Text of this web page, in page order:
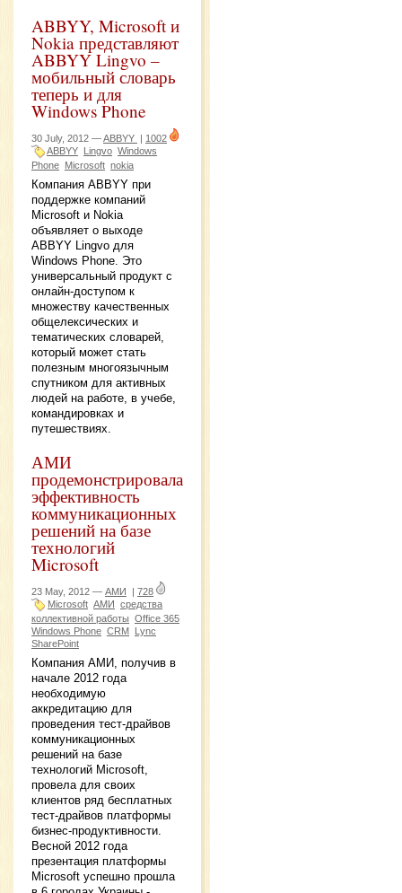
ABBYY, Microsoft и
Nokia представляют
ABBYY Lingvo –
мобильный словарь
теперь и для
Windows Phone
30 July, 2012 —ABBYY | 1002
ABBYY Lingvo Windows
Phone Microsoft nokia
Компания ABBYY при
поддержке компаний
Microsoft и Nokia
объявляет о выходе
ABBYY Lingvo для
Windows Phone. Это
универсальный продукт с
онлайн-доступом к
множеству качественных
общелексических и
тематических словарей,
который может стать
полезным многоязычным
спутником для активных
людей на работе, в учебе,
командировках и
путешествиях.
АМИ
продемонстрировала
эффективность
коммуникационных
решений на базе
технологий
Microsoft
23 May, 2012 — АМИ | 728
Microsoft АМИ средства
коллективной работы Office 365
Windows Phone CRM Lync
SharePoint
Компания АМИ, получив в
начале 2012 года
необходимую
аккредитацию для
проведения тест-драйвов
коммуникационных
решений на базе
технологий Microsoft,
провела для своих
клиентов ряд бесплатных
тест-драйвов платформы
бизнес-продуктивности.
Весной 2012 года
презентация платформы
Microsoft успешно прошла